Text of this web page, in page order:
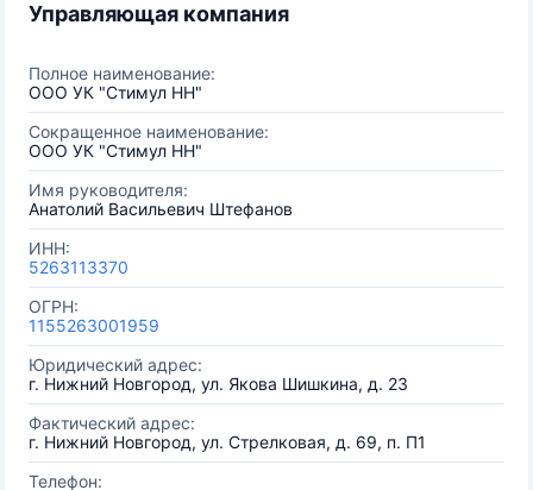
Управляющая компания
Полное наименование:
ООО УК "Стимул НН"
Сокращенное наименование:
ООО УК "Стимул НН"
Имя руководителя:
Анатолий Васильевич Штефанов
ИНН:
5263113370
ОГРН:
1155263001959
Юридический адрес:
г. Нижний Новгород, ул. Якова Шишкина, д. 23
Фактический адрес:
г. Нижний Новгород, ул. Стрелковая, д. 69, п. П1
Телефон: